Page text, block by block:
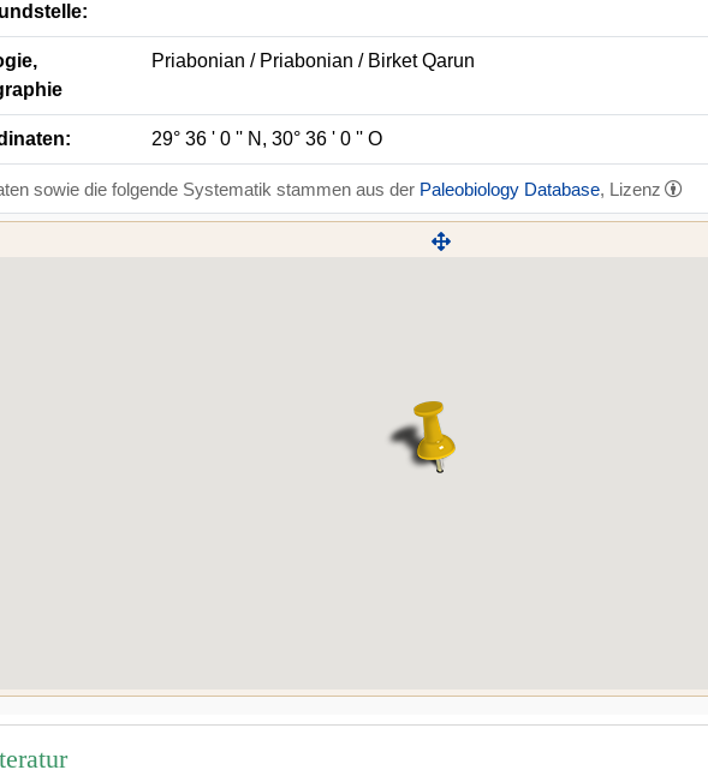
Priabonian / Priabonian / Birket Qarun
29° 36 ' 0 '' N, 30° 36 ' 0 '' O
sowie die folgende Systematik stammen aus der Paleobiology Database, Lizenz